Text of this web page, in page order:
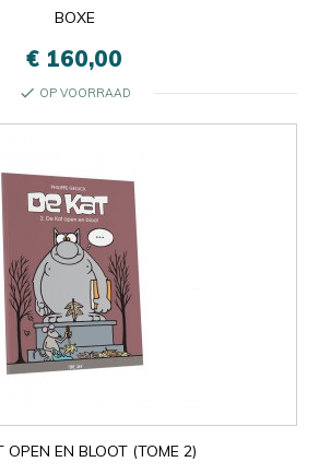
BOXE
€ 160,00
check OP VOORRAAD
OPEN EN BLOOT (TOME 2)